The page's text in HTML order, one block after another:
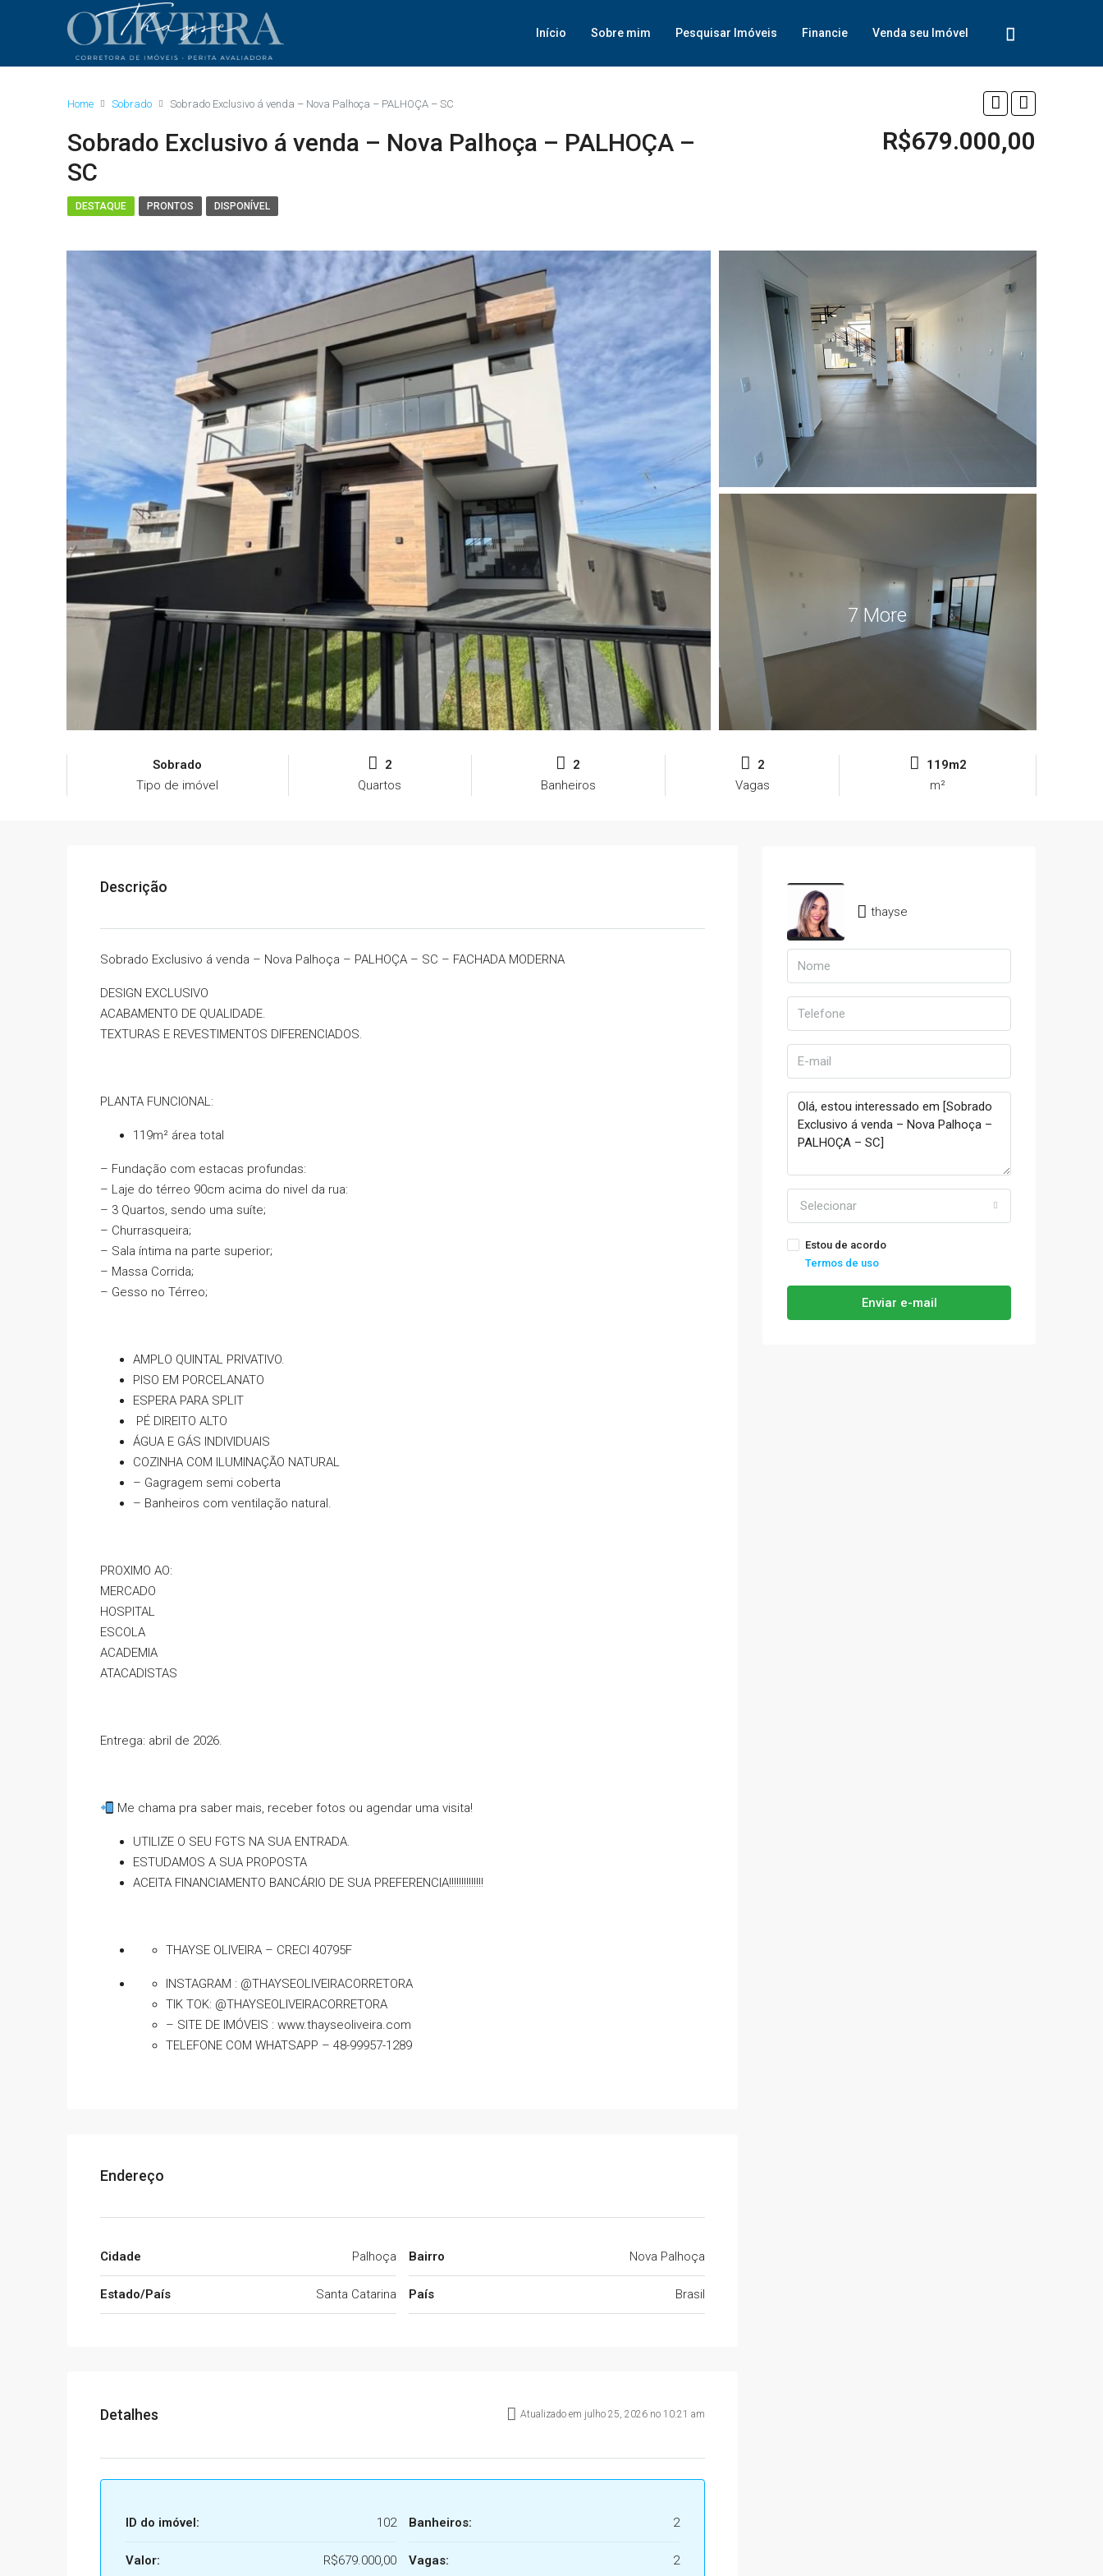
Início Sobre mim Pesquisar Imóveis Financie Venda seu Imóvel
Home Sobrado Sobrado Exclusivo á venda – Nova Palhoça – PALHOÇA – SC
Sobrado Exclusivo á venda – Nova Palhoça – PALHOÇA –
SC
R$679.000,00
DESTAQUE PRONTOS DISPONÍVEL
7 More
Sobrado
Tipo de imóvel
2
Quartos
2
Banheiros
2
Vagas
119m2
m²
Descrição
Sobrado Exclusivo á venda – Nova Palhoça – PALHOÇA – SC – FACHADA MODERNA
DESIGN EXCLUSIVO
ACABAMENTO DE QUALIDADE.
TEXTURAS E REVESTIMENTOS DIFERENCIADOS.
PLANTA FUNCIONAL:
119m² área total
– Fundação com estacas profundas:
– Laje do térreo 90cm acima do nivel da rua:
– 3 Quartos, sendo uma suíte;
– Churrasqueira;
– Sala íntima na parte superior;
– Massa Corrida;
– Gesso no Térreo;
AMPLO QUINTAL PRIVATIVO.
PISO EM PORCELANATO
ESPERA PARA SPLIT
PÉ DIREITO ALTO
ÁGUA E GÁS INDIVIDUAIS
COZINHA COM ILUMINAÇÃO NATURAL
– Gagragem semi coberta
– Banheiros com ventilação natural.
PROXIMO AO:
MERCADO
HOSPITAL
ESCOLA
ACADEMIA
ATACADISTAS
Entrega: abril de 2026.
Me chama pra saber mais, receber fotos ou agendar uma visita!
UTILIZE O SEU FGTS NA SUA ENTRADA.
ESTUDAMOS A SUA PROPOSTA
ACEITA FINANCIAMENTO BANCÁRIO DE SUA PREFERENCIA!!!!!!!!!!!!!!
THAYSE OLIVEIRA – CRECI 40795F
INSTAGRAM : @THAYSEOLIVEIRACORRETORA
TIK TOK: @THAYSEOLIVEIRACORRETORA
– SITE DE IMÓVEIS : www.thayseoliveira.com
TELEFONE COM WHATSAPP – 48-99957-1289
Endereço
Cidade Palhoça
Estado/País Santa Catarina
Bairro Nova Palhoça
País Brasil
Detalhes Atualizado em julho 25, 2026 no 10:21 am
ID do imóvel: 102
Valor: R$679.000,00
Banheiros: 2
Vagas: 2
thayse
Selecionar
Estou de acordo
Termos de uso
Enviar e-mail